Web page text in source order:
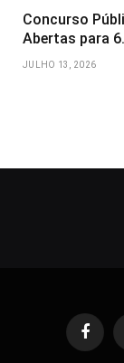
Concurso
Abertas para
JULHO 13, 2026